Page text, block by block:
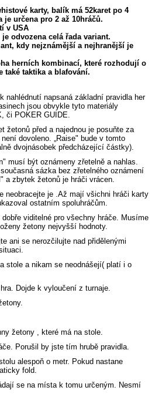
karty, balík má 52karet po 4
je určena pro 2 až 10hráčů.
v USA
odvozena celá řada variant.
kdy nejznámější a nejhranější je
herních kombinací, které rozhodují o
také taktika a blafování.
nahlédnutí napsaná základní pravidla her
jsou obvykle tyto materiály
či POKER GUIDE.
žetonů před a najednou je posuňte za
dovoleno. „Raise" bude v tomto
dvojnásobek předcházející částky).
musí být oznámeny zřetelně a nahlas.
sázka bez zřetelného oznámení
a zbytek žetonů je hráči vrácen.
neobracejte je .Až mají všichni hráči karty
ostatním spoluhráčům.
viditelné pro všechny hráče. Musíme
žetony nejvyšší hodnoty.
ani se nerozčilujte nad přidělenými
stole a nikam se neodnášejí( platí i o
Dojde k vyloučení z turnaje.
žetony , které má na stole.
Porušil by jste tím hrubě pravidla.
alespoň o metr. Pokud nastane
fold.
se na místa k tomu určeným. Nesmí